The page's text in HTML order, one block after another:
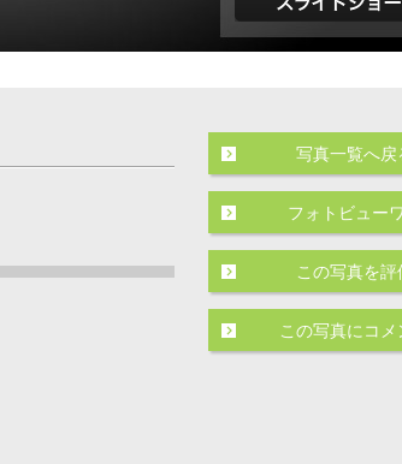
写真一覧へ戻
フォトビュー
この写真を評
この写真にコメ